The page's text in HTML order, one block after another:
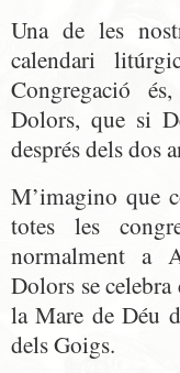
Una de les
calendari
Congregació
Dolors, que si
després dels dos
M’imagino que
totes les
normalment a
Dolors se
la Mare de Déu
dels Goigs.